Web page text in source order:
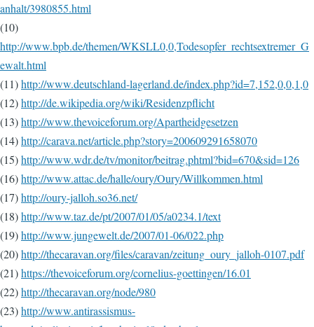
anhalt/3980855.html
(10)
http://www.bpb.de/themen/WKSLL0,0,Todesopfer_rechtsextremer_G
ewalt.html
(11)http://www.deutschland-lagerland.de/index.php?id=7,152,0,0,1,0
(12)http://de.wikipedia.org/wiki/Residenzpflicht
(13)http://www.thevoiceforum.org/Apartheidgesetzen
(14)http://carava.net/article.php?story=200609291658070
(15)http://www.wdr.de/tv/monitor/beitrag.phtml?bid=670&sid=126
(16)http://www.attac.de/halle/oury/Oury/Willkommen.html
(17)http://oury-jalloh.so36.net/
(18)http://www.taz.de/pt/2007/01/05/a0234.1/text
(19)http://www.jungewelt.de/2007/01-06/022.php
(20)http://thecaravan.org/files/caravan/zeitung_oury_jalloh-0107.pdf
(21)https://thevoiceforum.org/cornelius-goettingen/16.01
(22)http://thecaravan.org/node/980
(23)http://www.antirassismus-